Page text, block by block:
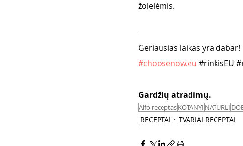
žolelėmis.
Geriausias laikas yra
#choosenow.eu #rinkisEU
Gardžių atradimų.
Alfo receptasKOTANYI NATURLI
RECEPTAI TVARIAI RECEPTAI